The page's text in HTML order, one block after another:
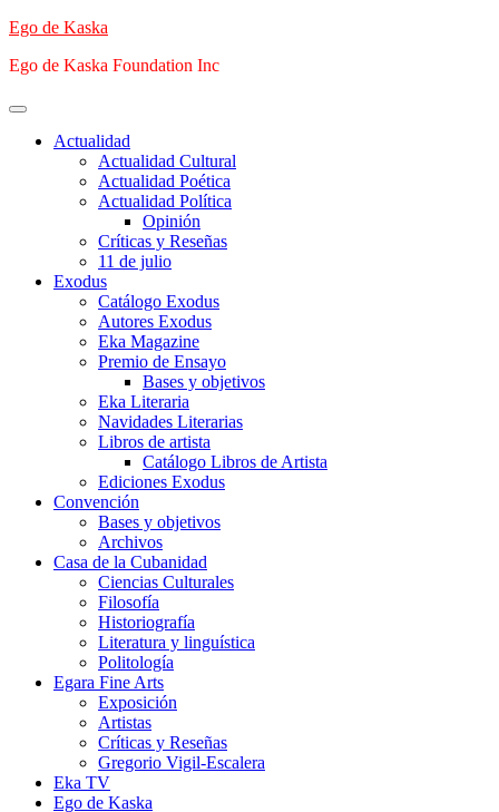
Saltar
contenido
Ego de Kaska
Ego de Kaska Foundation Inc
Menú
principalActualidad
Actualidad Cultural
Actualidad Poética
Actualidad Política
Opinión
Críticas y Reseñas
11 de julio
Exodus
Catálogo Exodus
Autores Exodus
Eka Magazine
Premio de Ensayo
Bases y objetivos
Eka Literaria
Navidades Literarias
Libros de artista
Catálogo Libros de Artista
Ediciones Exodus
Convención
Bases y objetivos
Archivos
Casa de la Cubanidad
Ciencias Culturales
Filosofía
Historiografía
Literatura y linguística
Politología
Egara Fine Arts
Exposición
Artistas
Críticas y Reseñas
Gregorio Vigil-Escalera
Eka TV
Ego de Kaska